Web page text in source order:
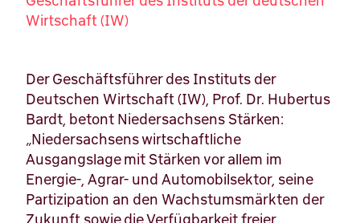
Wirtschaft (IW)
Der Geschäftsführer des Instituts der
Deutschen Wirtschaft (IW), Prof. Dr. Hubertus
Bardt, betont Niedersachsens Stärken:
„Niedersachsens wirtschaftliche
Ausgangslage mit Stärken vor allem im
Energie-, Agrar- und Automobilsektor, seine
Partizipation an den Wachstumsmärkten der